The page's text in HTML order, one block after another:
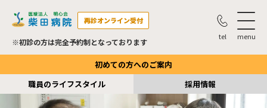
再診オンライン受付
※初診の方は完全予約制となっております
初めての方へのご案内
職員のライフスタイル
採用情報